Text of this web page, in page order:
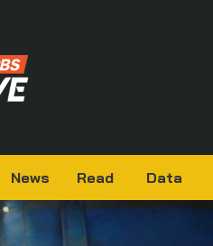
News Read Data